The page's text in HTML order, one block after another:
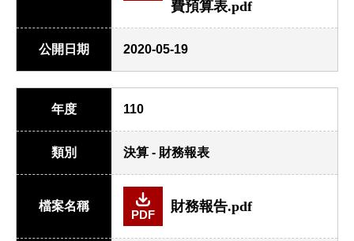
費預算表.pdf
公開日期 2020-05-19
年度 110
類別 決算 - 財務報表
檔案名稱
PDF
財務報告.pdf